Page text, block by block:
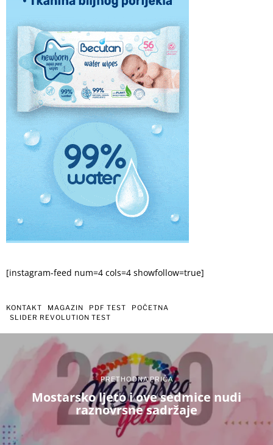
[instagram-feed num=4 cols=4 showfollow=true]
KONTAKT MAGAZIN PDF TEST
POČETNA
SLIDER REVOLUTION TEST
PRETHODNA PRIČA
Mostarsko ljeto i ove sedmice nudi
raznovrsne sadržaje